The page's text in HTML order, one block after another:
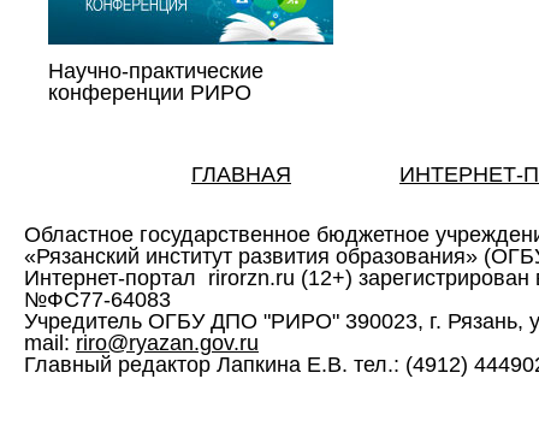
Научно-практические
конференции РИРО
ГЛАВНАЯ ИНТЕРНЕТ-
Областное государственное бюджетное
«Рязанский институт развития образования»
Интернет-портал rirorzn.ru (12+)
№ФС77-64083
Учредитель ОГБУ ДПО "РИРО" 390023, г. Рязань,
mail: riro@ryazan.gov.ru
Главный редактор Лапкина Е.В. тел.: (4912)